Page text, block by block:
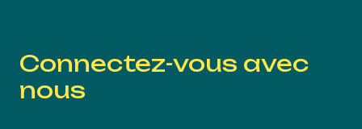
Connectez-vous avec
nous